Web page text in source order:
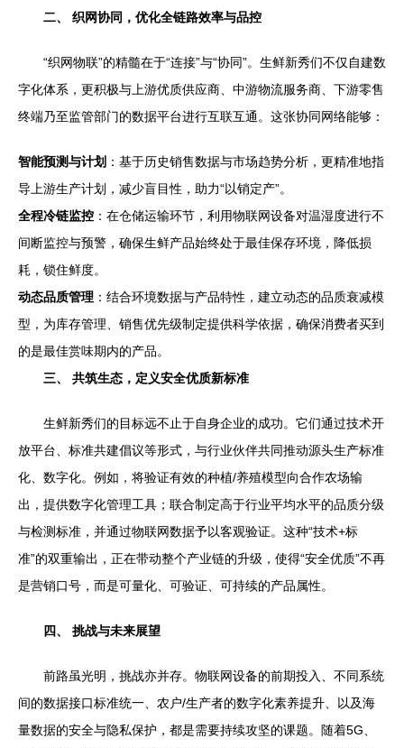
二、 织网协同，优化全链路效率与品控
“织网物联”的精髓在于“连接”与“协同”。生鲜新秀们不仅自建数
字化体系，更积极与上游优质供应商、中游物流服务商、下游零售
终端乃至监管部门的数据平台进行互联互通。这张协同网络能够：
智能预测与计划 ：基于历史销售数据与市场趋势分析，更精准地指
导上游生产计划，减少盲目性，助力“以销定产”。
全程冷链监控 ：在仓储运输环节，利用物联网设备对温湿度进行不
间断监控与预警，确保生鲜产品始终处于最佳保存环境，降低损
耗，锁住鲜度。
动态品质管理 ：结合环境数据与产品特性，建立动态的品质衰减模
型，为库存管理、销售优先级制定提供科学依据，确保消费者买到
的是最佳赏味期内的产品。
三、 共筑生态，定义安全优质新标准
生鲜新秀们的目标远不止于自身企业的成功。它们通过技术开
放平台、标准共建倡议等形式，与行业伙伴共同推动源头生产标准
化、数字化。例如，将验证有效的种植/养殖模型向合作农场输
出，提供数字化管理工具；联合制定高于行业平均水平的品质分级
与检测标准，并通过物联网数据予以客观验证。这种“技术+标
准”的双重输出，正在带动整个产业链的升级，使得“安全优质”不再
是营销口号，而是可量化、可验证、可持续的产品属性。
四、 挑战与未来展望
前路虽光明，挑战亦并存。物联网设备的前期投入、不同系统
间的数据接口标准统一、农户/生产者的数字化素养提升、以及海
量数据的安全与隐私保护，都是需要持续攻坚的课题。随着5G、